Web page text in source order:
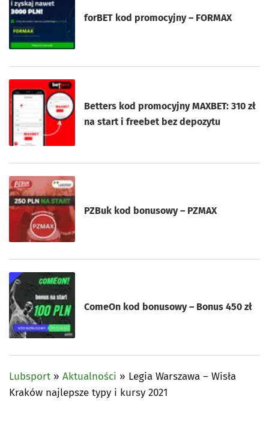
forBET kod promocyjny – FORMAX
Betters kod promocyjny MAXBET: 310 zł
na start i freebet bez depozytu
PZBuk kod bonusowy – PZMAX
ComeOn kod bonusowy – Bonus 450 zł
Lubsport » Aktualności » Legia Warszawa – Wisła
Kraków najlepsze typy i kursy 2021